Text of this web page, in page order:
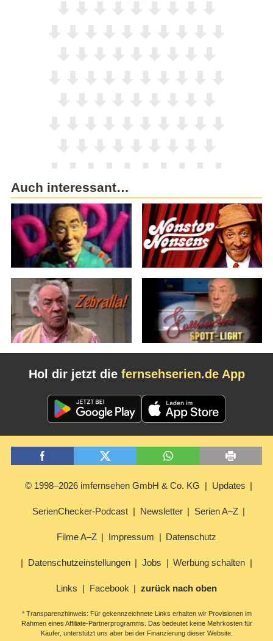
Auch interessant…
Hol dir jetzt die fernsehserien.de App
© 1998–2026 imfernsehen GmbH & Co. KG Updates
SerienChecker-Podcast Newsletter Serien A–Z
Filme A–Z Impressum Datenschutz
Datenschutzeinstellungen Jobs Werbung schalten
Links Facebook zurück nach oben
* Transparenzhinweis: Für gekennzeichnete Links erhalten wir Provisionen im
Rahmen eines Affiliate-Partnerprogramms. Das bedeutet keine Mehrkosten für
Käufer, unterstützt uns aber bei der Finanzierung dieser Website.